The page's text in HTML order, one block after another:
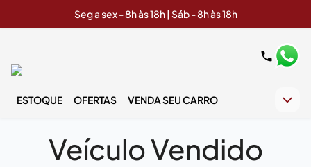
Seg a sex - 8h às 18h | Sáb - 8h às 18h
ESTOQUE OFERTAS VENDA SEU CARRO
Veículo Vendido